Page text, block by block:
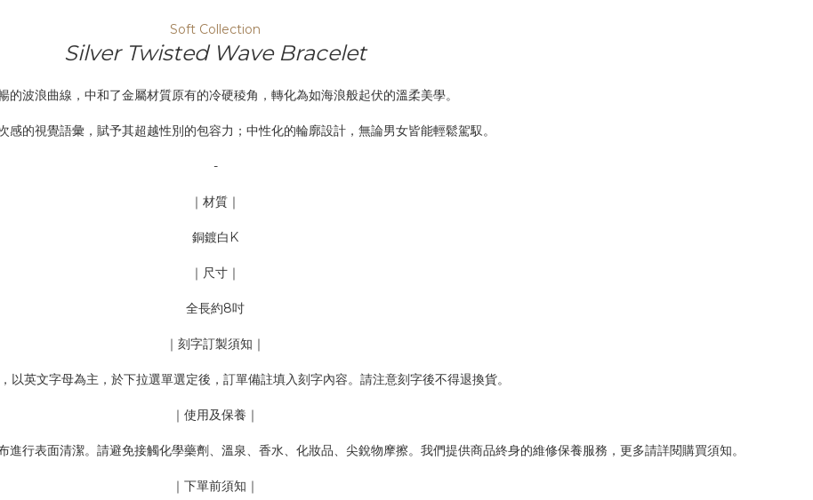
Soft Collection
Silver Twisted Wave Bracelet
的波浪曲線，中和了金屬材質原有的冷硬稜角，轉化為如海浪般起伏的溫柔美學。
感的視覺語彙，賦予其超越性別的包容力；中性化的輪廓設計，無論男女皆能輕鬆駕馭。
-
｜材質｜
銅鍍白K
｜尺寸｜
全長約8吋
｜刻字訂製須知｜
，以英文字母為主，於下拉選單選定後，訂單備註填入刻字內容。請注意刻字後不得退換貨。
｜使用及保養｜
行表面清潔。請避免接觸化學藥劑、溫泉、香水、化妝品、尖銳物摩擦。我們提供商品終身的維修保養服務，更多請詳閱購買須知。
｜下單前須知｜